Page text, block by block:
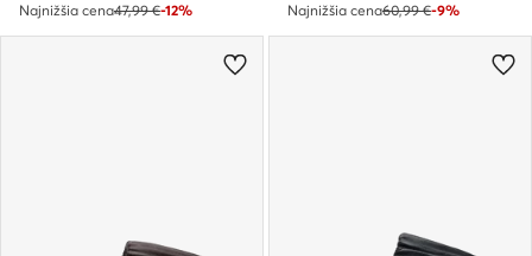
Najnižšia cena47,99 €-12%
Najnižšia cena60,99 €-9%